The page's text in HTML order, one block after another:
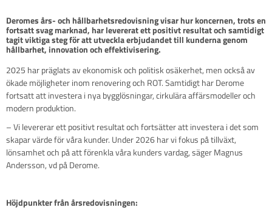
Deromes års- och hållbarhetsredovisning visar hur koncernen, trots en
fortsatt svag marknad, har levererat ett positivt resultat och samtidigt
tagit viktiga steg för att utveckla erbjudandet till kunderna genom
hållbarhet, innovation och effektivisering.
2025 har präglats av ekonomisk och politisk osäkerhet, men också av
ökade möjligheter inom renovering och ROT. Samtidigt har Derome
fortsatt att investera i nya bygglösningar, cirkulära affärsmodeller och
modern produktion.
– Vi levererar ett positivt resultat och fortsätter att investera i det som
skapar värde för våra kunder. Under 2026 har vi fokus på tillväxt,
lönsamhet och på att förenkla våra kunders vardag, säger Magnus
Andersson, vd på Derome.
Höjdpunkter från årsredovisningen: